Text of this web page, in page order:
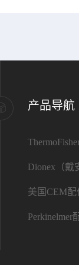
产品导航
Dionex（戴
美国CEM配
Perkinelmer